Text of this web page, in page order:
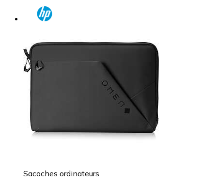
Sacoches ordinateurs